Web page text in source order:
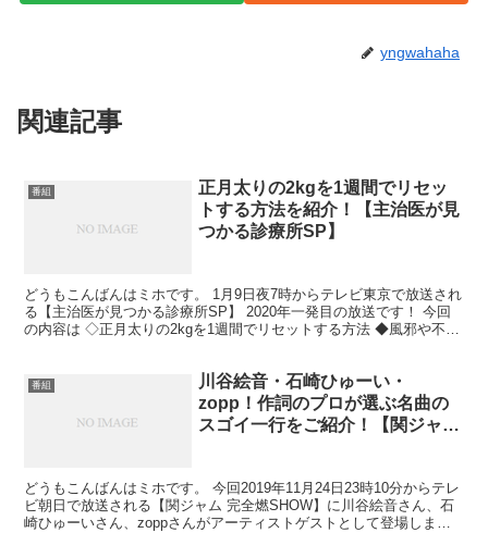
yngwahaha
関連記事
番組
正月太りの2kgを1週間でリセッ
トする方法を紹介！【主治医が見
つかる診療所SP】
どうもこんばんはミホです。 1月9日夜7時からテレビ東京で放送され
る【主治医が見つかる診療所SP】 2020年一発目の放送です！ 今回
の内容は ◇正月太りの2kgを1週間でリセットする方法 ◆風邪や不眠
番組
川谷絵音・石崎ひゅーい・
zopp！作詞のプロが選ぶ名曲の
スゴイ一行をご紹介！【関ジャム
どうもこんばんはミホです。 今回2019年11月24日23時10分からテレ
ビ朝日で放送される【関ジャム 完全燃SHOW】に川谷絵音さん、石
崎ひゅーいさん、zoppさんがアーティストゲストとして登場しま